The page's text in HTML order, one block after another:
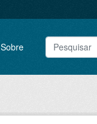
Sobre